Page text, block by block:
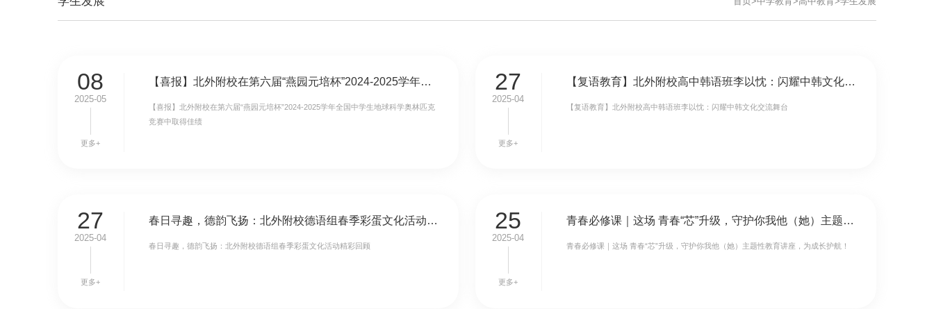
08
2025-05
更多+
【喜报】北外附校在第六届“燕园元培杯”2024-2025学年全国中学生地球科学奥林匹克竞赛中取得佳绩
【喜报】北外附校在第六届“燕园元培杯”2024-2025学年全国中学生地球科学奥林匹克
竞赛中取得佳绩
27
2025-04
更多+
【复语教育】北外附校高中韩语班李以忱：闪耀中韩文化交流舞台
【复语教育】北外附校高中韩语班李以忱：闪耀中韩文化交流舞台
27
2025-04
更多+
春日寻趣，德韵飞扬：北外附校德语组春季彩蛋文化活动精彩回顾
春日寻趣，德韵飞扬：北外附校德语组春季彩蛋文化活动精彩回顾
25
2025-04
更多+
青春必修课｜这场 青春“芯”升级，守护你我他（她）主题性教育讲座，为成长护航！
青春必修课｜这场 青春“芯”升级，守护你我他（她）主题性教育讲座，为成长护航！